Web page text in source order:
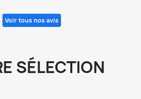
Voir tous nos avis
SÉLECTION